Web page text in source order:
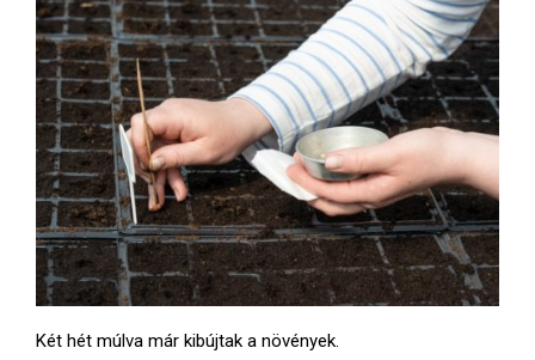
Két hét múlva már kibújtak a növények.